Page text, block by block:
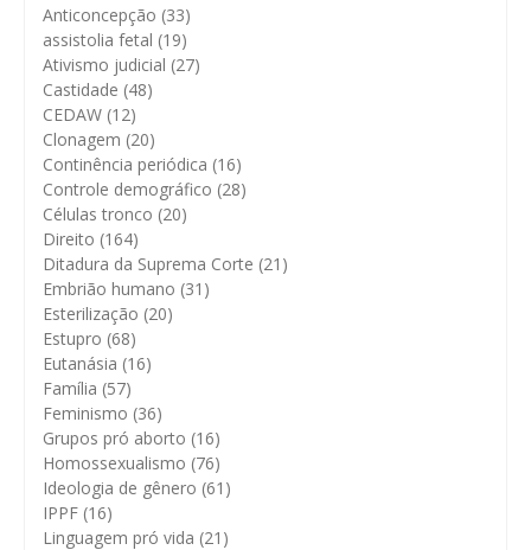
Anticoncepção (33)
assistolia fetal (19)
Ativismo judicial (27)
Castidade (48)
CEDAW (12)
Clonagem (20)
Continência periódica (16)
Controle demográfico (28)
Células tronco (20)
Direito (164)
Ditadura da Suprema Corte (21)
Embrião humano (31)
Esterilização (20)
Estupro (68)
Eutanásia (16)
Família (57)
Feminismo (36)
Grupos pró aborto (16)
Homossexualismo (76)
Ideologia de gênero (61)
IPPF (16)
Linguagem pró vida (21)